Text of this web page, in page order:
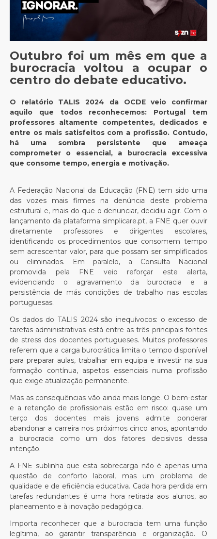
Outubro foi um mês em que a
burocracia voltou a ocupar o
centro do debate educativo.
O relatório TALIS 2024 da OCDE veio confirmar
aquilo que todos reconhecemos: Portugal tem
professores altamente competentes, dedicados e
entre os mais satisfeitos com a profissão. Contudo,
há uma sombra persistente que ameaça
comprometer o essencial, a burocracia excessiva
que consome tempo, energia e motivação.
A Federação Nacional da Educação (FNE) tem sido uma
das vozes mais firmes na denúncia deste problema
estrutural e, mais do que o denunciar, decidiu agir. Com o
lançamento da plataforma simplicare.pt, a FNE quer ouvir
diretamente professores e dirigentes escolares,
identificando os procedimentos que consomem tempo
sem acrescentar valor, para que possam ser simplificados
ou eliminados. Em paralelo, a Consulta Nacional
promovida pela FNE veio reforçar este alerta,
evidenciando o agravamento da burocracia e a
persistência de más condições de trabalho nas escolas
portuguesas.
Os dados do TALIS 2024 são inequívocos: o excesso de
tarefas administrativas está entre as três principais fontes
de stress dos docentes portugueses. Muitos professores
referem que a carga burocrática limita o tempo disponível
para preparar aulas, trabalhar em equipa e investir na sua
formação contínua, aspetos essenciais numa profissão
que exige atualização permanente.
Mas as consequências vão ainda mais longe. O bem-estar
e a retenção de profissionais estão em risco: quase um
terço dos docentes mais jovens admite ponderar
abandonar a carreira nos próximos cinco anos, apontando
a burocracia como um dos fatores decisivos dessa
intenção.
A FNE sublinha que esta sobrecarga não é apenas uma
questão de conforto laboral, mas um problema de
qualidade e de eficiência educativa. Cada hora perdida em
tarefas redundantes é uma hora retirada aos alunos, ao
planeamento e à inovação pedagógica.
Importa reconhecer que a burocracia tem uma função
legítima, ao garantir transparência e organização. O